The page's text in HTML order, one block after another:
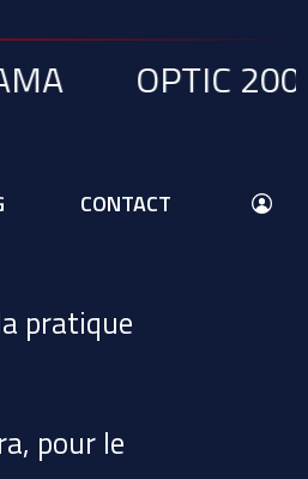
OPTIC 2000
CONTACT
pratique
pour le